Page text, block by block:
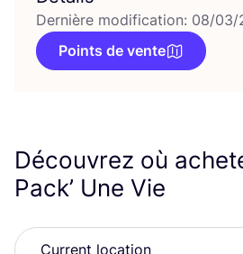
Dernière modification: 08/03/
Points de vente
Découvrez où
Pack’ Une Vie